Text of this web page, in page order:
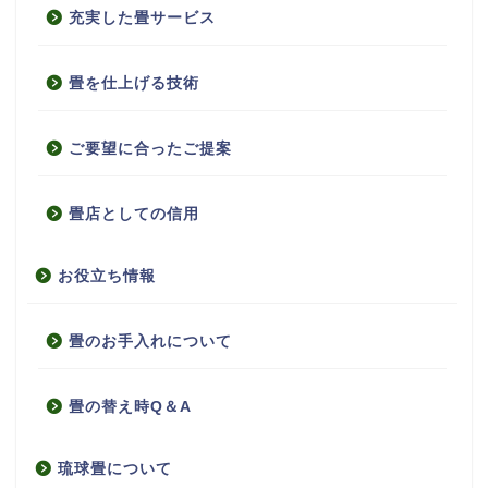
充実した畳サービス
畳を仕上げる技術
ご要望に合ったご提案
畳店としての信用
お役立ち情報
畳のお手入れについて
畳の替え時Q＆A
琉球畳について